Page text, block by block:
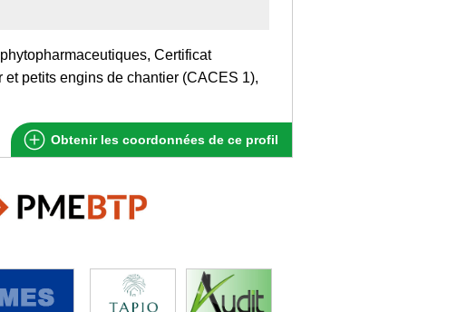
Certificat
et petits engins de chantier (CACES 1),
Obtenir les coordonnées de ce profil